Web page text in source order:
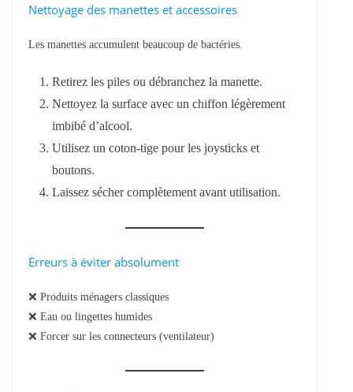
Nettoyage des manettes et accessoires
Les manettes accumulent beaucoup de bactéries.
Retirez les piles ou débranchez la manette.
Nettoyez la surface avec un chiffon légèrement
imbibé d’alcool.
Utilisez un coton-tige pour les joysticks et
boutons.
Laissez sécher complètement avant utilisation.
Erreurs à éviter absolument
❌ Produits ménagers classiques
❌ Eau ou lingettes humides
❌ Forcer sur les connecteurs (ventilateur)